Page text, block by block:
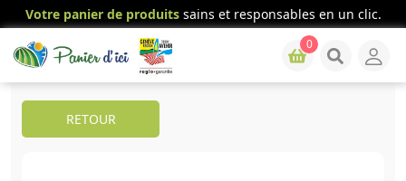
Votre panier de produitssains et responsables en un clic.
0
RETOUR